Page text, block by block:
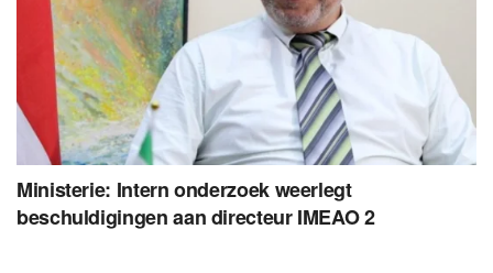
Ministerie: Intern onderzoek weerlegt
beschuldigingen aan directeur IMEAO 2